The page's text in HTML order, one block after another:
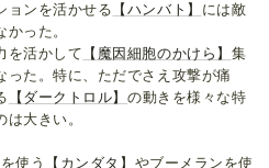
ョンを活かせる 【ハンバト】 には敵
った。
を活かして 【魔因細胞のかけら】 集
た。特に、ただでさえ攻撃が痛
【ダークトロル】 の動きを様々な特
大きい。
使う 【カンダタ】 やブーメランを使